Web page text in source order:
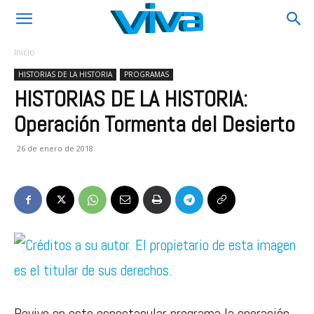
Inicio
HISTORIAS DE LA HISTORIA PROGRAMAS
HISTORIAS DE LA HISTORIA:
Operación Tormenta del Desierto
26 de enero de 2018